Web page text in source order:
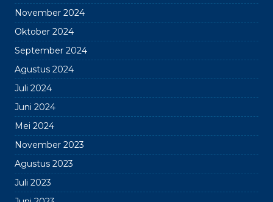
November 2024
Oktober 2024
September 2024
Agustus 2024
Juli 2024
Juni 2024
Mei 2024
November 2023
Agustus 2023
Juli 2023